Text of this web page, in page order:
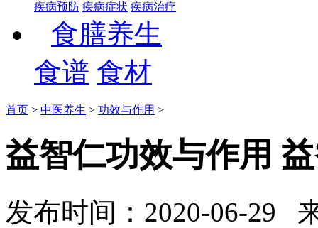
疾病预防 疾病症状 疾病治疗
食膳养生
食谱 食材
首页 > 中医养生 > 功效与作用 >
益智仁功效与作用
发布时间：2020-06-29